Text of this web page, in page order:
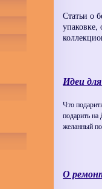
Статьи о
упаковке,
Идеи
Что
подарить
желанный
О